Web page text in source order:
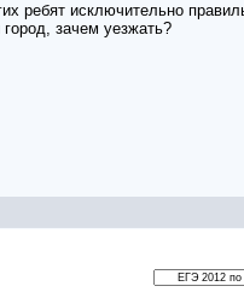
ребят исключительно
зачем уезжать?